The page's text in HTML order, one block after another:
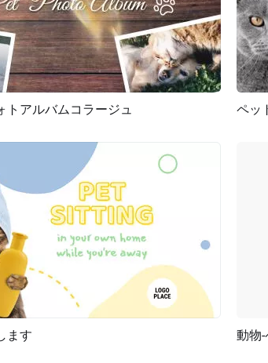
プレビュー AI再生成
トアルバムコラージュ ペッ
プレビュー
ます 動物